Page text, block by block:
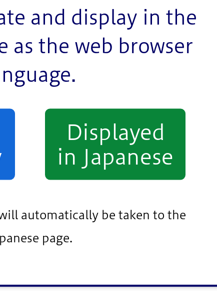
and display in the
as the web browser
Displayed
in Japanese
automatically be taken to the
page.